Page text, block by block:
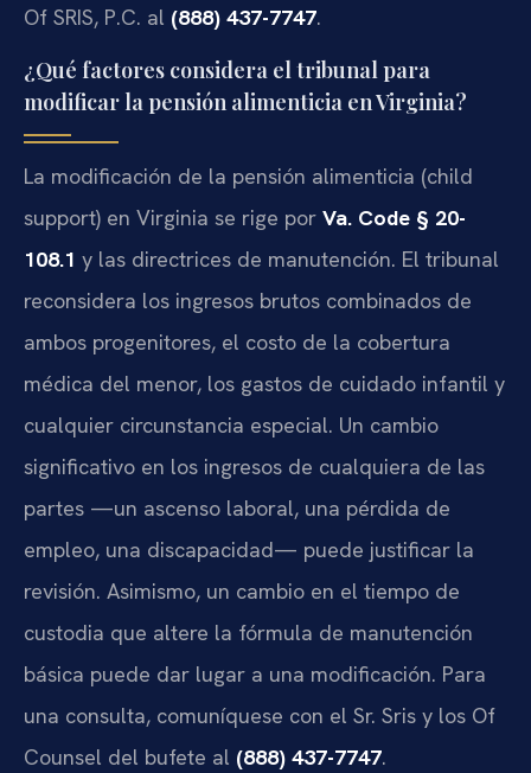
Of SRIS, P.C. al (888) 437-7747.
¿Qué factores considera el tribunal para
modificar la pensión alimenticia en Virginia?
La modificación de la pensión alimenticia (child
support) en Virginia se rige por Va. Code § 20-
108.1 y las directrices de manutención. El tribunal
reconsidera los ingresos brutos combinados de
ambos progenitores, el costo de la cobertura
médica del menor, los gastos de cuidado infantil y
cualquier circunstancia especial. Un cambio
significativo en los ingresos de cualquiera de las
partes —un ascenso laboral, una pérdida de
empleo, una discapacidad— puede justificar la
revisión. Asimismo, un cambio en el tiempo de
custodia que altere la fórmula de manutención
básica puede dar lugar a una modificación. Para
una consulta, comuníquese con el Sr. Sris y los Of
Counsel del bufete al (888) 437-7747.